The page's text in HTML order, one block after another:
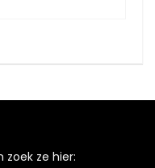
zoek ze hier: